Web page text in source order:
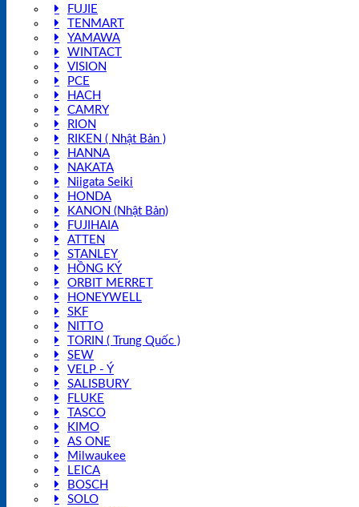
FUJIE
TENMART
YAMAWA
WINTACT
VISION
PCE
HACH
CAMRY
RION
RIKEN ( Nhật Bản )
HANNA
NAKATA
Niigata Seiki
HONDA
KANON (Nhật Bản)
FUJIHAIA
ATTEN
STANLEY
HỒNG KÝ
ORBIT MERRET
HONEYWELL
SKF
NITTO
TORIN ( Trung Quốc )
SEW
VELP - Ý
SALISBURY
FLUKE
TASCO
KIMO
AS ONE
Milwaukee
LEICA
BOSCH
SOLO